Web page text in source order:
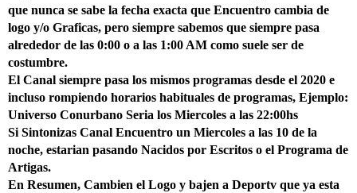
que nunca se sabe la fecha exacta que Encuentro cambia de
logo y/o Graficas, pero siempre sabemos que siempre pasa
alrededor de las 0:00 o a las 1:00 AM como suele ser de
costumbre.
El Canal siempre pasa los mismos programas desde el 2020 e
incluso rompiendo horarios habituales de programas, Ejemplo:
Universo Conurbano Seria los Miercoles a las 22:00hs
Si Sintonizas Canal Encuentro un Miercoles a las 10 de la
noche, estarian pasando Nacidos por Escritos o el Programa de
Artigas.
En Resumen, Cambien el Logo y bajen a Deportv que ya esta